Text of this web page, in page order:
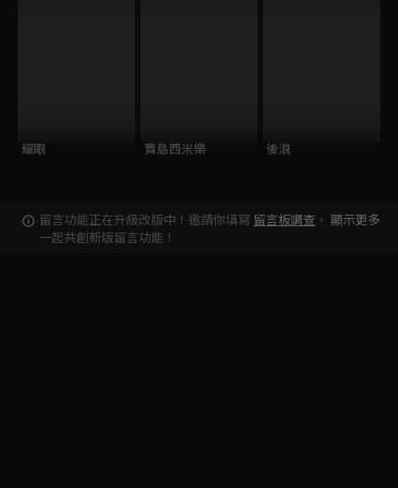
耀眼 寶島西米樂 後浪
留言功能正在升級改版中！邀請你填寫 留言板調查 ，
一起共創新版留言功能！
顯示更多